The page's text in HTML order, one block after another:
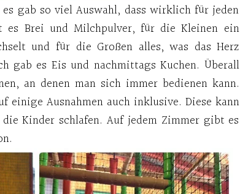
gab so viel Auswahl, dass wirklich für jeden
es Brei und Milchpulver, für die Kleinen ein
und für die Großen alles, was das Herz
gab es Eis und nachmittags Kuchen. Überall
an denen man sich immer bedienen kann.
einige Ausnahmen auch inklusive. Diese kann
Kinder schlafen. Auf jedem Zimmer gibt es